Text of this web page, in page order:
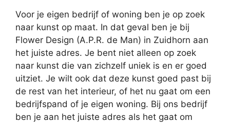
Voor je eigen bedrijf of woning ben je op zoek
naar kunst op maat. In dat geval ben je bij
Flower Design (A.P.R. de Man) in Zuidhorn aan
het juiste adres. Je bent niet alleen op zoek
naar kunst die van zichzelf uniek is en er goed
uitziet. Je wilt ook dat deze kunst goed past bij
de rest van het interieur, of het nu gaat om een
bedrijfspand of je eigen woning. Bij ons bedrijf
ben je aan het juiste adres als het gaat om